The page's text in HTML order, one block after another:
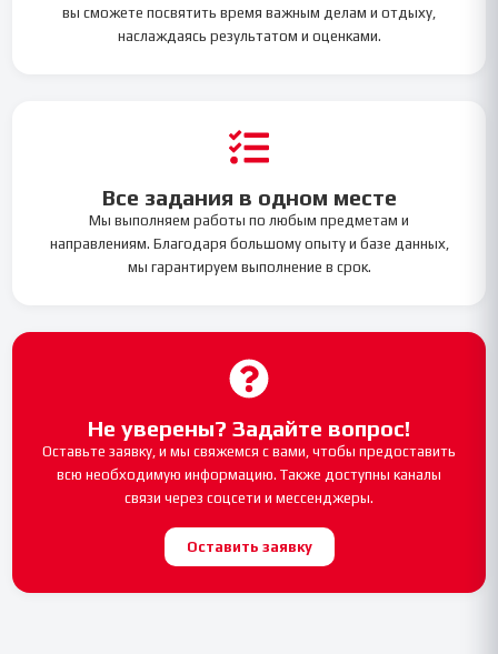
вы сможете посвятить время важным делам и отдыху,
наслаждаясь результатом и оценками.
Все задания в одном месте
Мы выполняем работы по любым предметам и
направлениям. Благодаря большому опыту и базе данных,
мы гарантируем выполнение в срок.
Не уверены? Задайте вопрос!
Оставьте заявку, и мы свяжемся с вами, чтобы предоставить
всю необходимую информацию. Также доступны каналы
связи через соцсети и мессенджеры.
Оставить заявку